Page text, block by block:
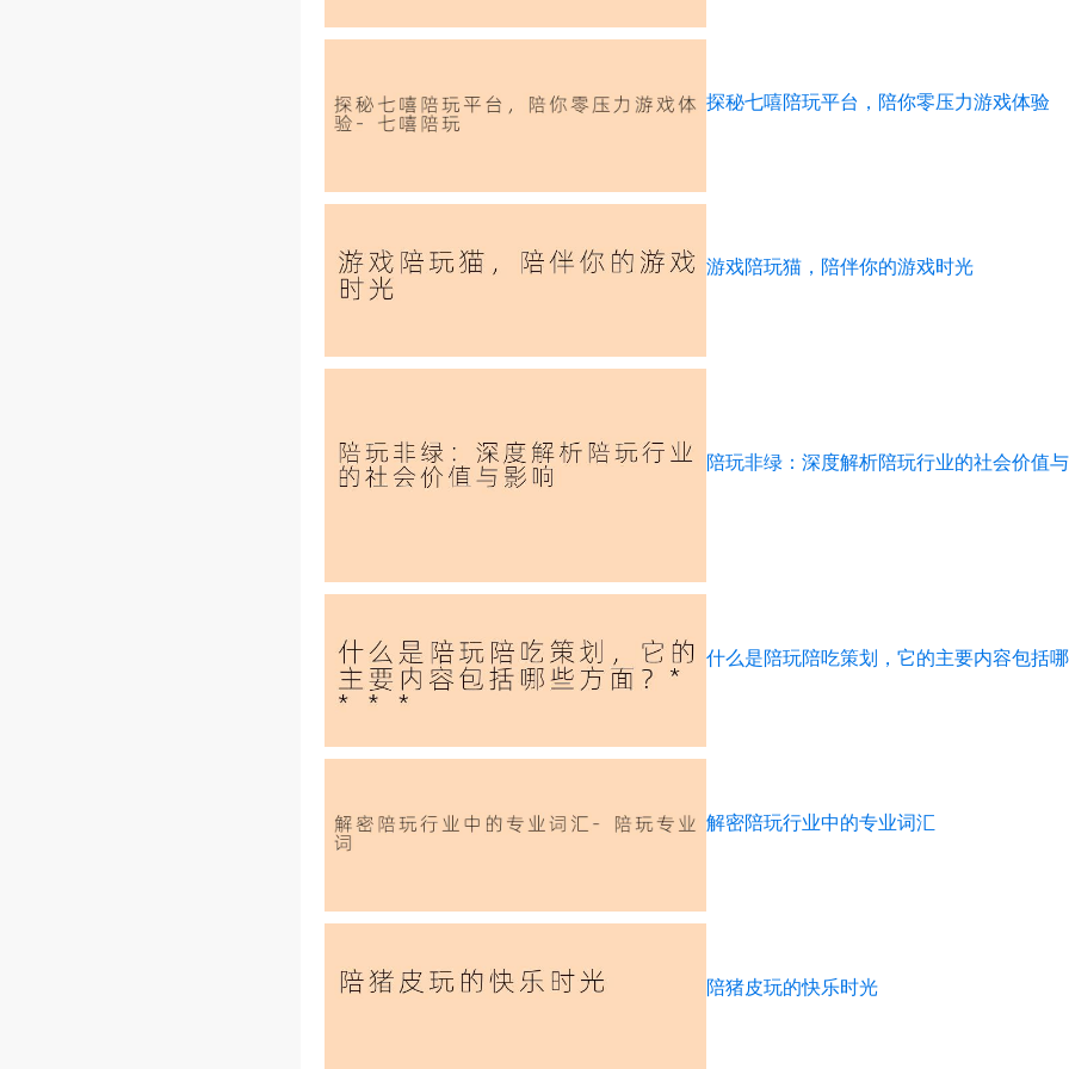
探秘七嘻陪玩平台，陪你零压力游戏体验
游戏陪玩猫，陪伴你的游戏时光
陪玩非绿：深度解析陪玩行业的社会价值
什么是陪玩陪吃策划，它的主要内容包括
解密陪玩行业中的专业词汇
陪猪皮玩的快乐时光